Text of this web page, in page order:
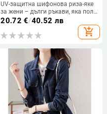
UV-защитна шифонова риза-яке
за жени – дълги ръкави, яка поло,
свободна кройка, полиестер-
шифон материя, лято 2024
20.72 €/40.52 лв
add_shopping_cart